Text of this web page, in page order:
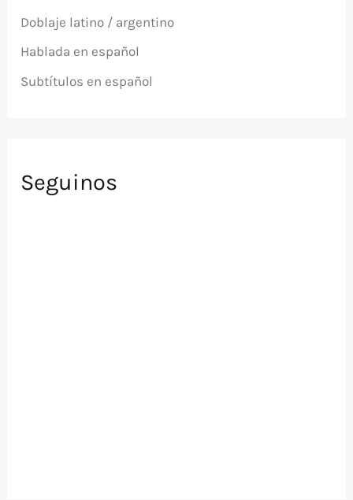
o
:
Doblaje latino / argentino
Hablada en español
Subtítulos en español
Seguinos